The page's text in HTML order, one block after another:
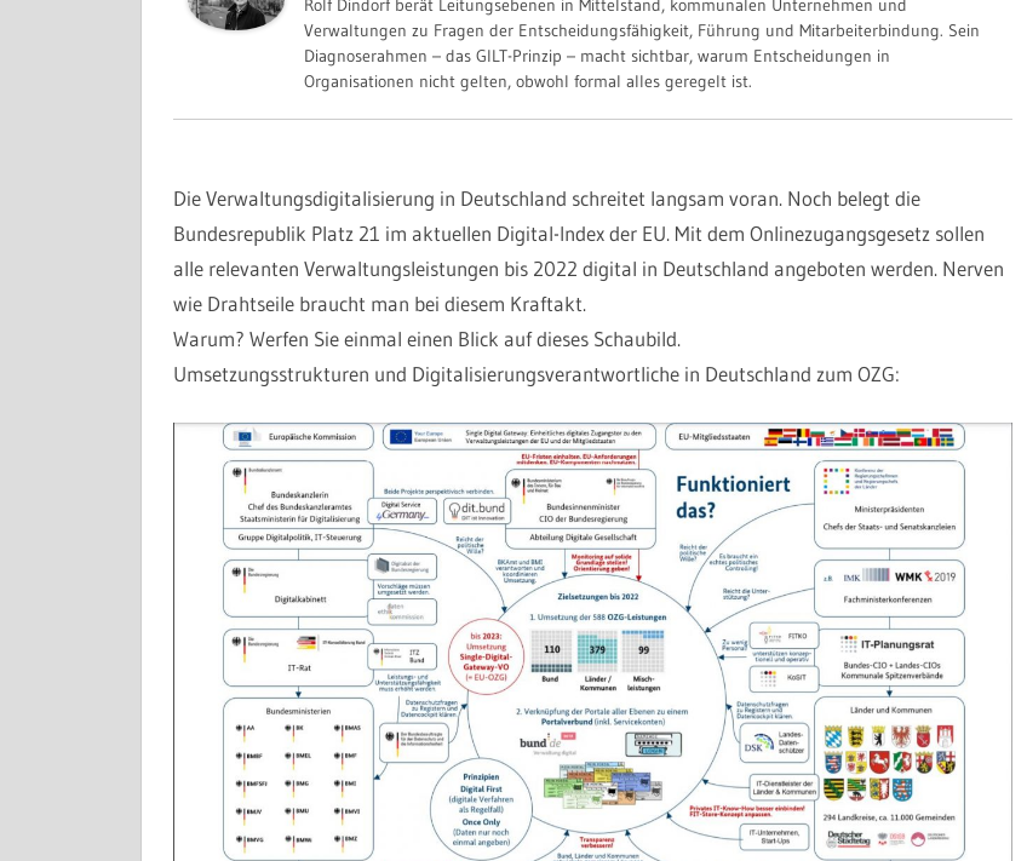
Rolf Dindorf berät Leitungsebenen in Mittelstand, kommunalen Unternehmen und
Verwaltungen zu Fragen der Entscheidungsfähigkeit, Führung und Mitarbeiterbindung. Sein
Diagnoserahmen – das GILT-Prinzip – macht sichtbar, warum Entscheidungen in
Organisationen nicht gelten, obwohl formal alles geregelt ist.
Die Verwaltungsdigitalisierung in Deutschland schreitet langsam voran. Noch belegt die
Bundesrepublik Platz 21 im aktuellen Digital-Index der EU. Mit dem Onlinezugangsgesetz sollen
alle relevanten Verwaltungsleistungen bis 2022 digital in Deutschland angeboten werden. Nerven
wie Drahtseile braucht man bei diesem Kraftakt.
Warum? Werfen Sie einmal einen Blick auf dieses Schaubild.
Umsetzungsstrukturen und Digitalisierungsverantwortliche in Deutschland zum OZG:
Gespräch anfragen